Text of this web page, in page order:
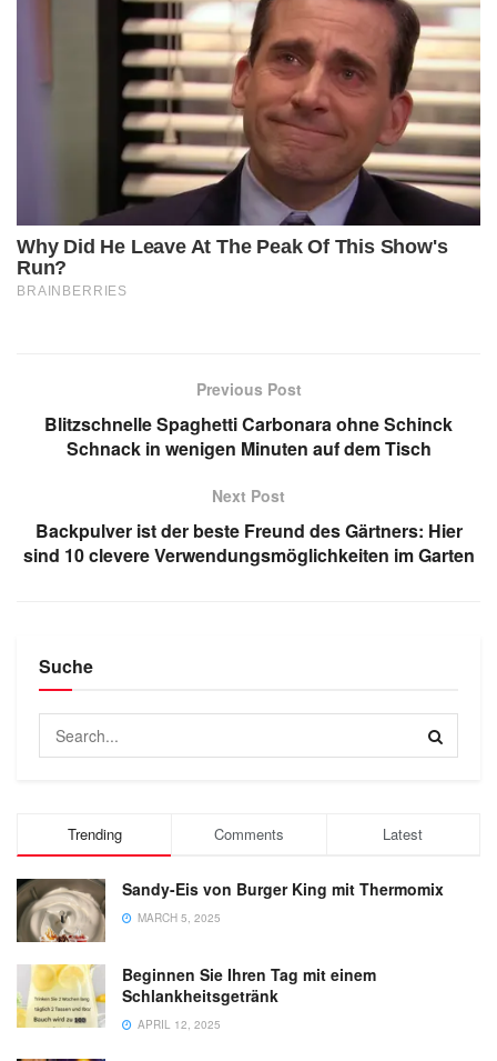
Previous Post
Blitzschnelle Spaghetti Carbonara ohne Schinck
Schnack in wenigen Minuten auf dem Tisch
Next Post
Backpulver ist der beste Freund des Gärtners: Hier
sind 10 clevere Verwendungsmöglichkeiten im Garten
Suche
Trending Comments Latest
Sandy-Eis von Burger King mit Thermomix
MARCH 5, 2025
Beginnen Sie Ihren Tag mit einem
Schlankheitsgetränk
APRIL 12, 2025